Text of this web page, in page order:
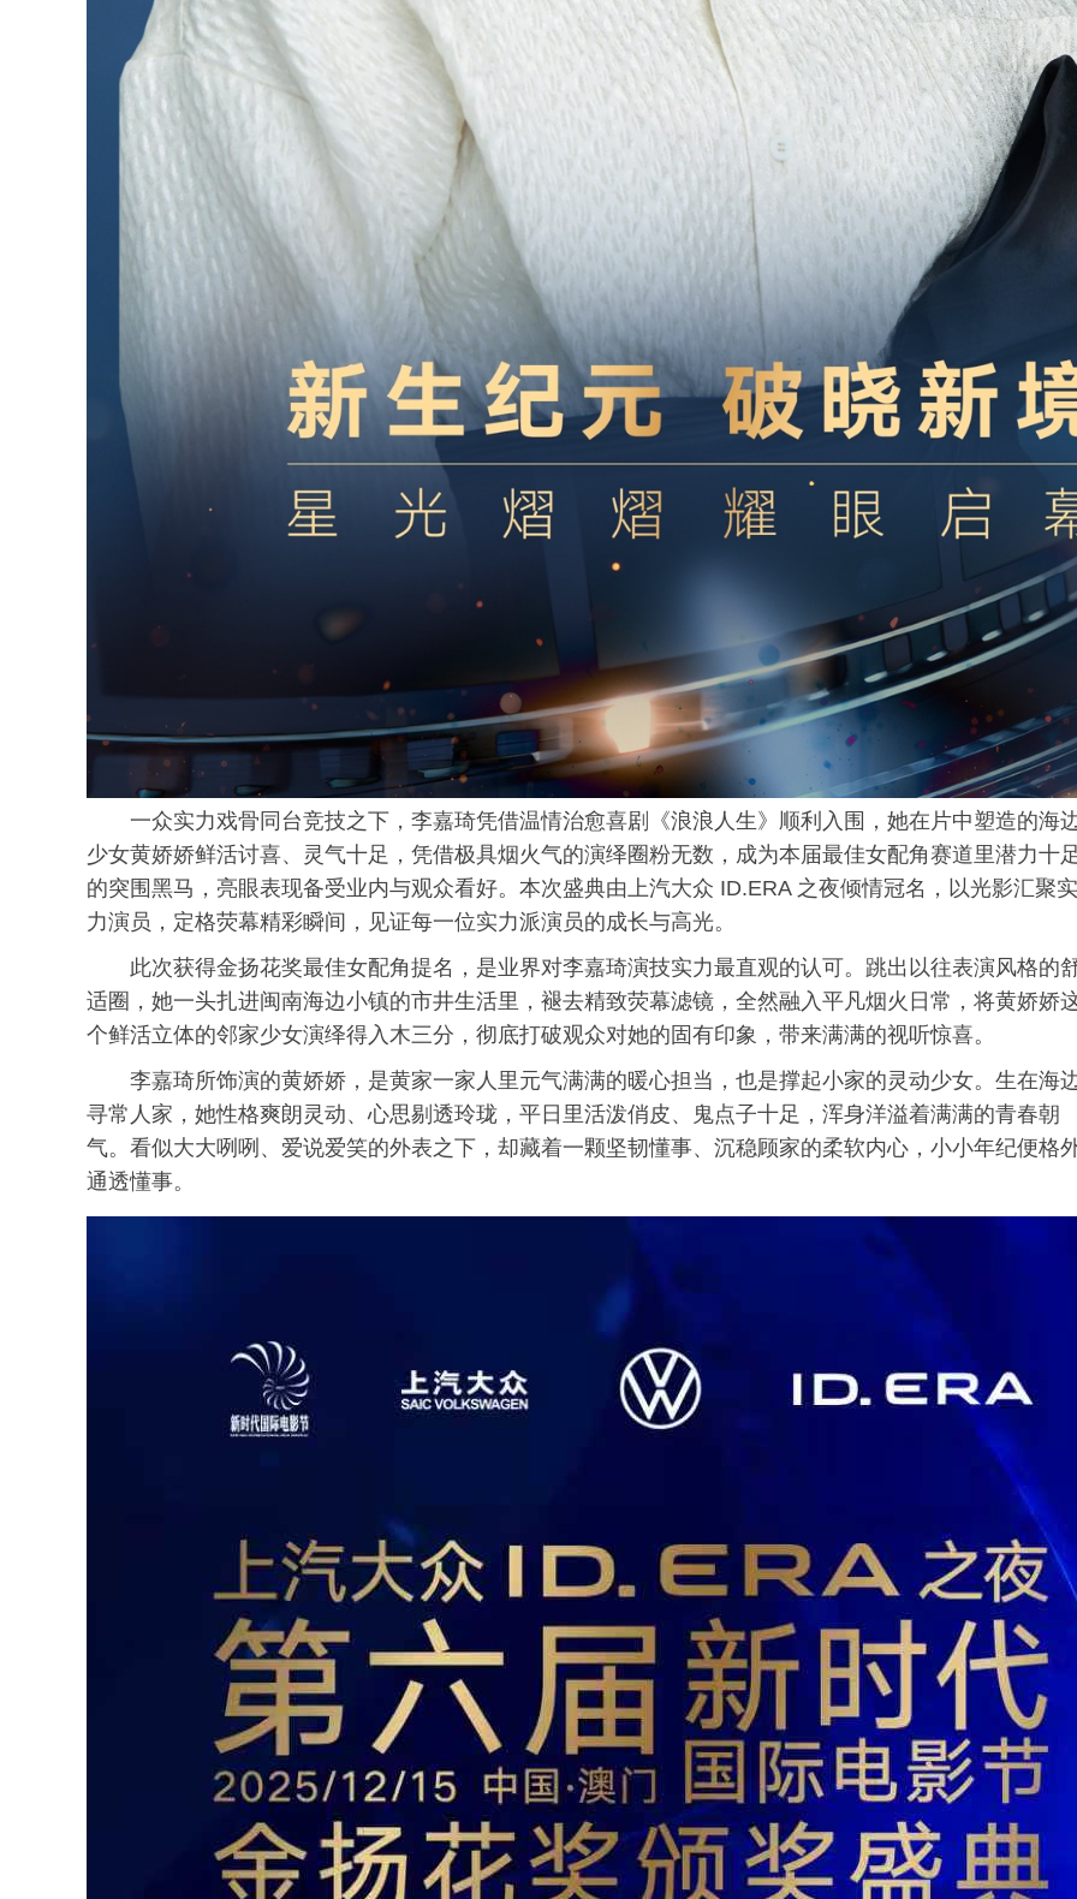
一众实力戏骨同台竞技之下，李嘉琦凭借温情治愈喜剧《浪浪人生》顺利入围，她在片中塑造的海
少女黄娇娇鲜活讨喜、灵气十足，凭借极具烟火气的演绎圈粉无数，成为本届最佳女配角赛道里潜力十
的突围黑马，亮眼表现备受业内与观众看好。本次盛典由上汽大众 ID.ERA 之夜倾情冠名，以光影汇聚实
力演员，定格荧幕精彩瞬间，见证每一位实力派演员的成长与高光。
此次获得金扬花奖最佳女配角提名，是业界对李嘉琦演技实力最直观的认可。跳出以往表演风格的
适圈，她一头扎进闽南海边小镇的市井生活里，褪去精致荧幕滤镜，全然融入平凡烟火日常，将黄娇娇
个鲜活立体的邻家少女演绎得入木三分，彻底打破观众对她的固有印象，带来满满的视听惊喜。
李嘉琦所饰演的黄娇娇，是黄家一家人里元气满满的暖心担当，也是撑起小家的灵动少女。生在海
寻常人家，她性格爽朗灵动、心思剔透玲珑，平日里活泼俏皮、鬼点子十足，浑身洋溢着满满的青春朝
气。看似大大咧咧、爱说爱笑的外表之下，却藏着一颗坚韧懂事、沉稳顾家的柔软内心，小小年纪便格
通透懂事。